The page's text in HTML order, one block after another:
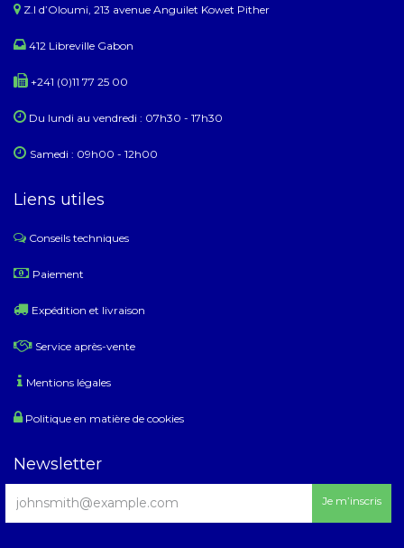
Z.I d’Oloumi, 213 avenue Anguilet Kowet Pither​
412 Libreville Gabon
+241 (0)11 77 25 00
Du lundi au ​​vendredi : 07h30 - 17h30
Samedi : 09h00 - 12h00
Liens utiles
Conseils techniques
​ Paiement
Expédition et livraison
Service après-vente
Mentions légales
Politique en matière de cookies
Newsletter
Je m’inscris